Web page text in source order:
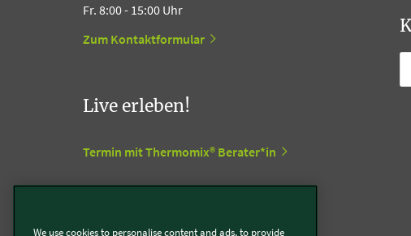
Fr. 8:00 - 15:00 Uhr
Zum Kontaktformular
Live erleben!
Termin mit Thermomix® Berater*in
We use cookies to personalise content and ads, to provide